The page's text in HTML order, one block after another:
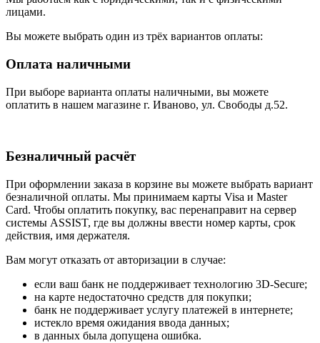
лицами.
Вы можете выбрать один из трёх вариантов оплаты:
Оплата наличными
При выборе варианта оплаты наличными, вы можете
оплатить в нашем магазине г. Иваново, ул. Свободы д.52.
Безналичный расчёт
При оформлении заказа в корзине вы можете выбрать вариант
безналичной оплаты. Мы принимаем карты Visa и Master
Card. Чтобы оплатить покупку, вас перенаправит на сервер
системы ASSIST, где вы должны ввести номер карты, срок
действия, имя держателя.
Вам могут отказать от авторизации в случае:
если ваш банк не поддерживает технологию 3D-Secure;
на карте недостаточно средств для покупки;
банк не поддерживает услугу платежей в интернете;
истекло время ожидания ввода данных;
в данных была допущена ошибка.